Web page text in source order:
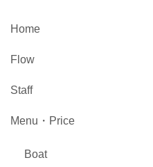
Home
Flow
Staff
Menu・Price
Boat